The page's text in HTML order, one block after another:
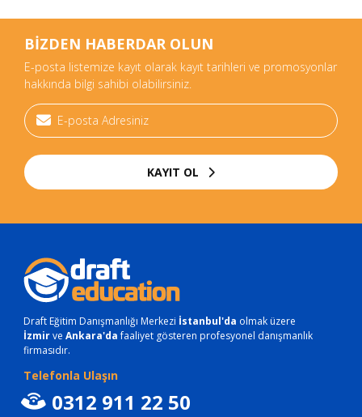
BİZDEN HABERDAR OLUN
E-posta listemize kayıt olarak kayıt tarihleri ve promosyonlar
hakkında bilgi sahibi olabilirsiniz.
KAYIT OL
Draft Eğitim Danışmanlığı Merkezi İstanbul'da olmak üzere
İzmirve Ankara'dafaaliyet gösteren profesyonel danışmanlık
firmasıdır.
Telefonla Ulaşın
0312 911 22 50